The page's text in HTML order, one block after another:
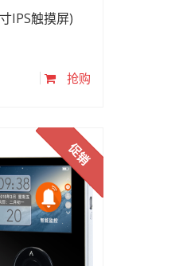
IPS触摸屏)
抢购
促销